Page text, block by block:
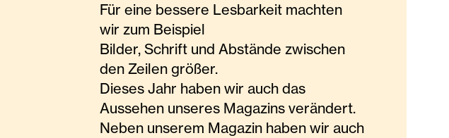
Für eine bessere Lesbarkeit machten
wir zum Beispiel
Bilder, Schrift und Abstände zwischen
den Zeilen größer.
Dieses Jahr haben wir auch das
Aussehen unseres Magazins verändert.
Neben unserem Magazin haben wir auch